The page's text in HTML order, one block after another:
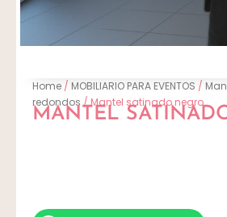
Home / MOBILIARIO PARA EVENTOS /
redondos/ Mantel satinado negro
MANTEL